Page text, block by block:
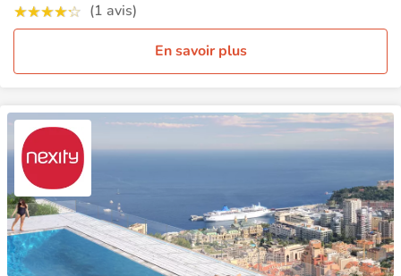
(1 avis)
En savoir plus